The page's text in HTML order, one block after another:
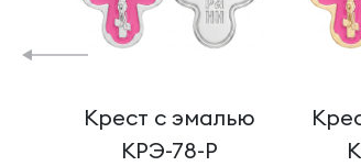
Крест с эмалью
КРЭ-78-Р